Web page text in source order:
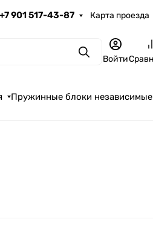
+7 901 517-43-87 Карта проезда
ПоискВойти
Пружинные блоки независимые